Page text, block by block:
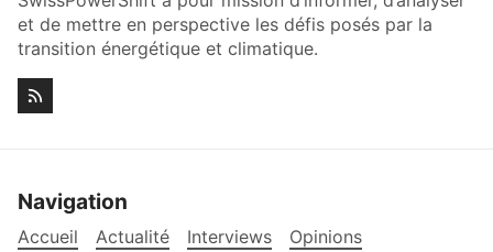
et de mettre en perspective les défis posés par la
transition énergétique et climatique.
Navigation
Accueil Actualité Interviews
Opinions